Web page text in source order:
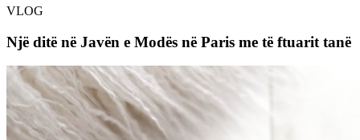
VLOG
Një ditë në Javën e Modës në Paris me të ftuarit tanë